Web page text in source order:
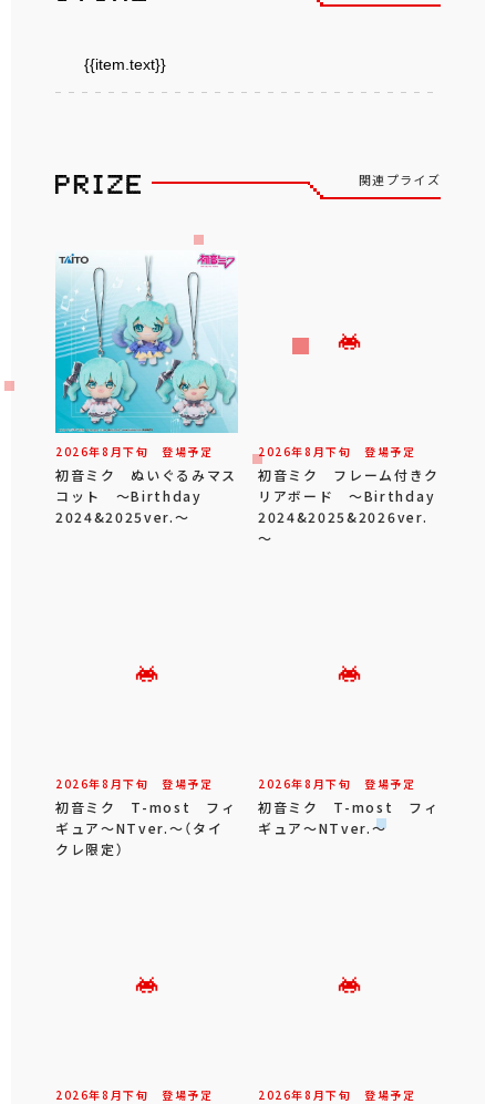
{{item.text}}
関連プライズ
2026年8 月下旬 登場予定
初音ミク ぬいぐるみマス
コット ～Birthday
2024&2025ver.～
2026年8 月下旬 登場予定
初音ミク フレーム付きク
リアボード ～Birthday
2024&2025&2026ver.
～
2026年8 月下旬 登場予定
初音ミク T-most フィ
ギュア～NTver.～（タイ
クレ限定）
2026年8 月下旬 登場予定
初音ミク T-most フィ
ギュア～NTver.～
2026年8 月下旬 登場予定 2026年8 月下旬 登場予定